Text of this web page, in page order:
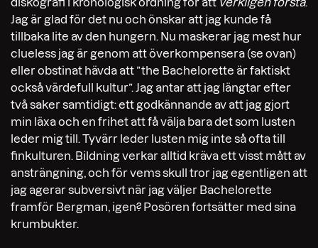
Jag är glad för det nu och önskar att jag kunde få
tillbaka lite av den hungern. Nu maskerar jag mest hur
clueless jag är genom att överkompensera (se ovan)
eller obstinat hävda att ”the Bachelorette är faktiskt
också värdefull kultur”. Jag antar att jag längtar efter
två saker samtidigt: ett godkännande av att jag gjort
min läxa och en frihet att få välja bara det som lusten
leder mig till. Tyvärr leder lusten mig inte så ofta till
finkulturen. Bildning verkar alltid kräva ett visst mått av
ansträngning, och för vems skull tror jag egentligen att
jag agerar subversivt när jag väljer Bachelorette
framför Bergman, igen? Posören fortsätter med sina
krumbukter.